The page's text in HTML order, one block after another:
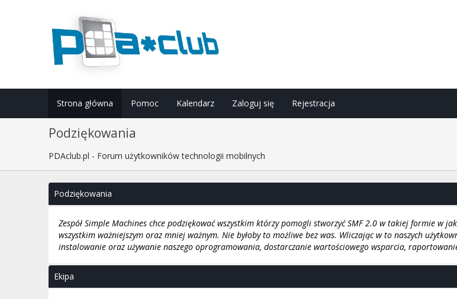
Strona główna Pomoc Kalendarz Zaloguj się Rejestracja
Podziękowania
PDAclub.pl - Forum użytkowników technologii mobilnych
Podziękowania
Zespół Simple Machines chce podziękować wszystkim którzy pomogli stworzyć SMF 2.0 w takiej formie w
wszystkim ważniejszym oraz mniej ważnym. Nie byłoby to możliwe bez was. Wliczając w to naszych
instalowanie oraz używanie naszego oprogramowania, dostarczanie wartościowego wsparcia,
Ekipa